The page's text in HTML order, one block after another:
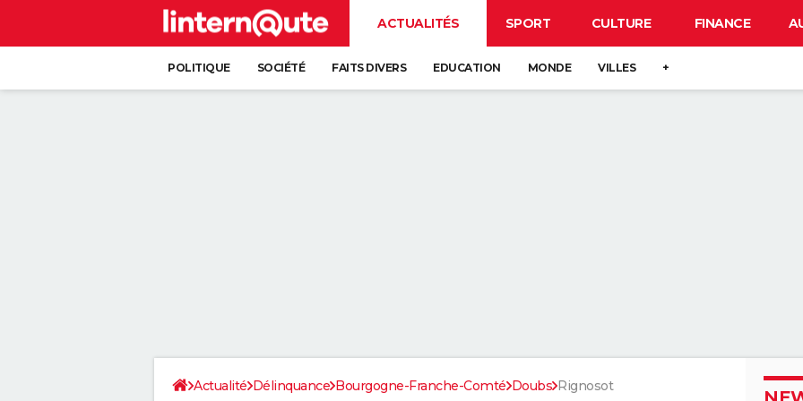
ACTUALITÉS SPORT CULTURE FINANCE
POLITIQUE SOCIÉTÉ FAITS DIVERS EDUCATION MONDE VILLES +
Actualité Délinquance Bourgogne-Franche-Comté Doubs Rignosot